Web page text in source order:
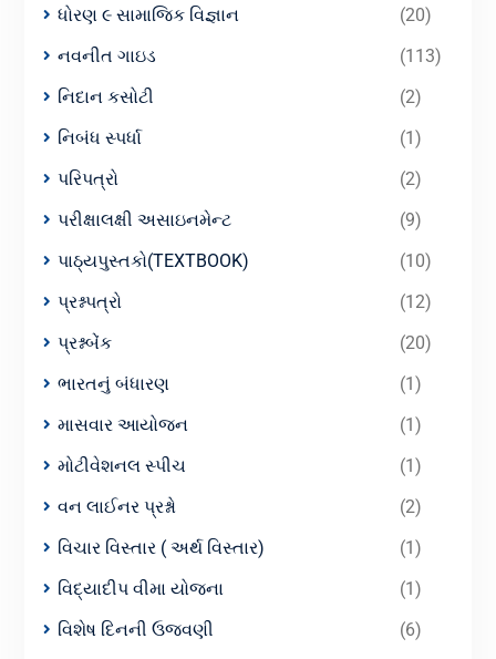
ધોરણ ૯ સામાજિક વિજ્ઞાન
(20)
નવનીત ગાઇડ
(113)
નિદાન કસોટી
(2)
નિબંધ સ્પર્ધા
(1)
પરિપત્રો
(2)
પરીક્ષાલક્ષી અસાઇનમેન્ટ
(9)
પાઠ્યપુસ્તકો(TEXTBOOK)
(10)
પ્રશ્નપત્રો
(12)
પ્રશ્નબેંક
(20)
ભારતનું બંધારણ
(1)
માસવાર આયોજન
(1)
મોટીવેશનલ સ્પીચ
(1)
વન લાઈનર પ્રશ્નો
(2)
વિચાર વિસ્તાર ( અર્થ વિસ્તાર)
(1)
વિદ્યાદીપ વીમા યોજના
(1)
વિશેષ દિનની ઉજવણી
(6)